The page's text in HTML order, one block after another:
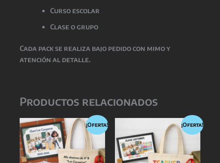
Curso escolar
Clase o grupo
Cada pack se realiza bajo pedido con mimo y
atención al detalle.
Productos relacionados
¡Oferta! ¡Oferta!